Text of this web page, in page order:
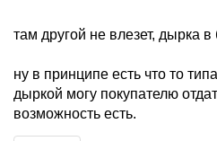
там другой не влезет, дырка
ну в принципе есть что то
дыркой могу покупателю
возможность есть.